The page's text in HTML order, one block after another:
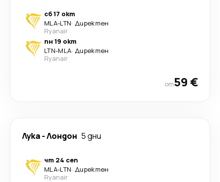
сб 17 окт
MLA-LTN· Директен
Ryanair
пн 19 окт
LTN-MLA· Директен
Ryanair
от59 €
Лука-Лондон 5 дни
чт 24 сеп
MLA-LTN· Директен
Ryanair